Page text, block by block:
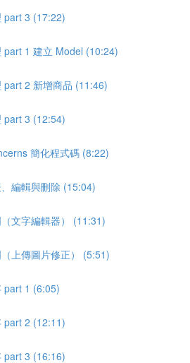
part 3 (17:22)
part 1 建立 Model (10:24)
part 2 新增商品 (11:46)
part 3 (12:54)
簡化程式碼 (8:22)
編輯與刪除 (15:04)
文字編輯器） (11:31)
上傳圖片修正） (5:51)
part 1 (6:05)
part 2 (12:11)
part 3 (16:16)